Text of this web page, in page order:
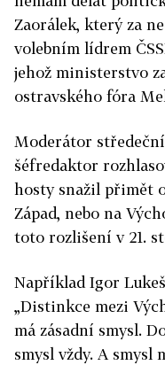
Zaorálek, který za
volebním lídrem
jehož ministerstvo
ostravského fóra
Moderátor
šéfredaktor
hosty snažil přimět
Západ, nebo na
toto rozlišení v 21.
Například Igor
„Distinkce mezi
má zásadní smysl.
smysl vždy. A smysl